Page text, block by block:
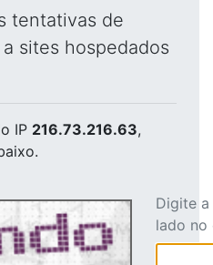
tentativas de
sites hospedados
IP 216.73.216.63,
Digite
lado no